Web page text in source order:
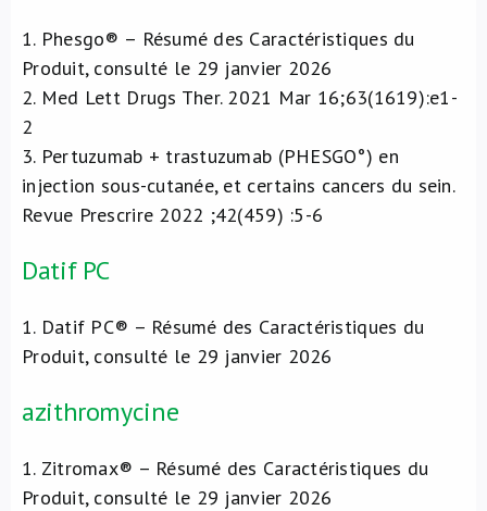
1. Phesgo® – Résumé des Caractéristiques du
Produit, consulté le 29 janvier 2026
2. Med Lett Drugs Ther. 2021 Mar 16;63(1619):e1-
2
3. Pertuzumab + trastuzumab (PHESGO°) en
injection sous-cutanée, et certains cancers du sein.
Revue Prescrire 2022 ;42(459) :5-6
Datif PC
1. Datif PC® – Résumé des Caractéristiques du
Produit, consulté le 29 janvier 2026
azithromycine
1. Zitromax® – Résumé des Caractéristiques du
Produit, consulté le 29 janvier 2026